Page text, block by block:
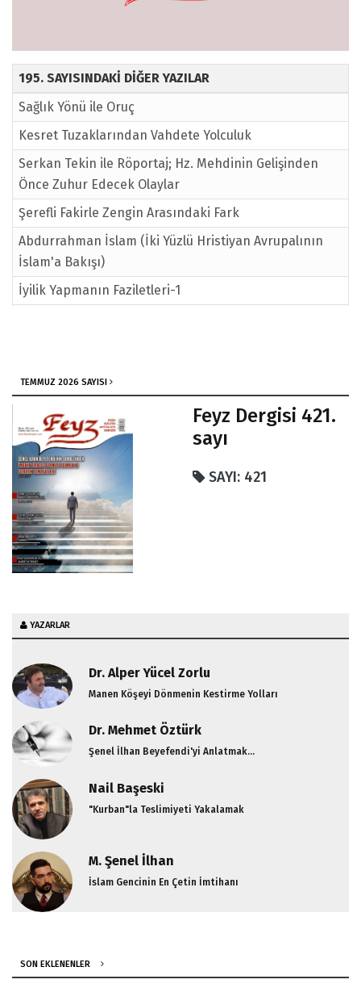
195. SAYISINDAKİ DİĞER YAZILAR
Sağlık Yönü ile Oruç
Kesret Tuzaklarından Vahdete Yolculuk
Serkan Tekin ile Röportaj; Hz. Mehdinin Gelişinden
Önce Zuhur Edecek Olaylar
Şerefli Fakirle Zengin Arasındaki Fark
Abdurrahman İslam (İki Yüzlü Hristiyan Avrupalının
İslam'a Bakışı)
İyilik Yapmanın Faziletleri-1
195. Sayı / Feyz'den
Hüsnü Geçer Efendi (İhlas Üzerine)
TEMMUZ 2026 SAYISI
Feyz Dergisi 421.
sayı
SAYI: 421
YAZARLAR
Dr. Alper Yücel Zorlu
Manen Köşeyi Dönmenin Kestirme Yolları
Dr. Mehmet Öztürk
Şenel İlhan Beyefendi'yi Anlatmak...
Nail Başeski
"Kurban"la Teslimiyeti Yakalamak
M. Şenel İlhan
İslam Gencinin En Çetin İmtihanı
SON EKLENENLER